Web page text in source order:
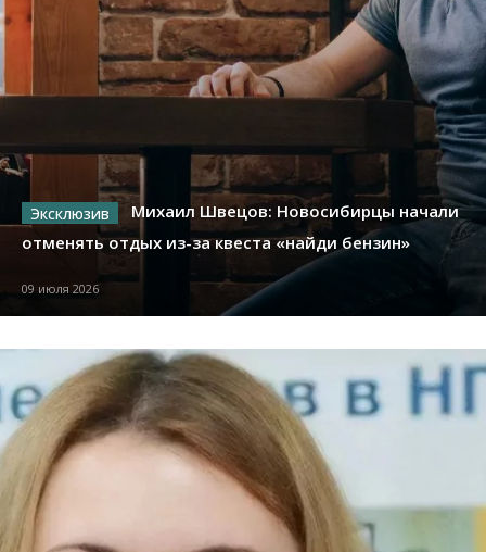
Михаил Швецов: Новосибирцы начали
отменять отдых из-за квеста «найди бензин»
09 июля 2026